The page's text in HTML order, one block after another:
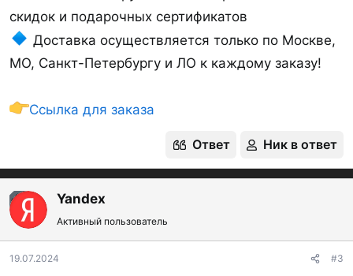
скидок и подарочных сертификатов
Доставка осуществляется только по Москве,
МО, Санкт-Петербургу и ЛО к каждому заказу!
Ссылка для заказа
Ответ Ник в ответ
OP Yandex
Активный пользователь
19.07.2024 #3